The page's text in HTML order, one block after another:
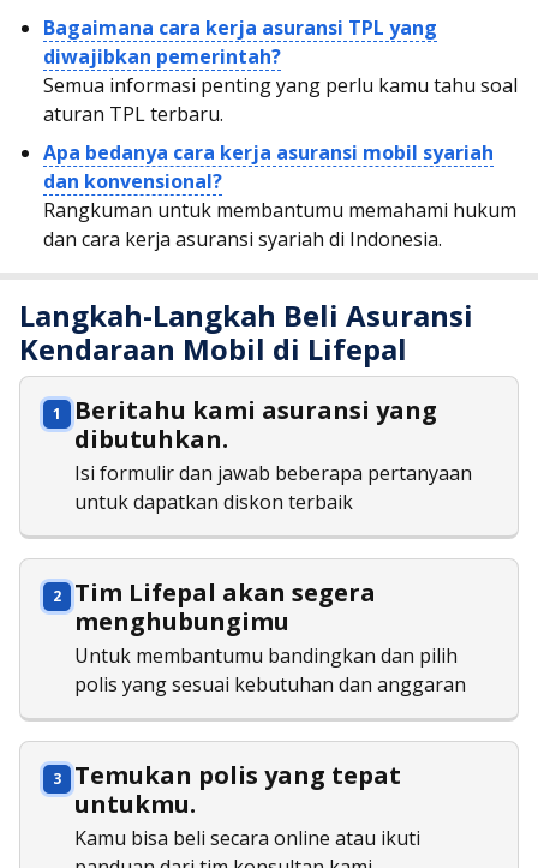
Bagaimana cara kerja asuransi TPL yang
diwajibkan pemerintah?
Semua informasi penting yang perlu kamu tahu soal
aturan TPL terbaru.
Apa bedanya cara kerja asuransi mobil syariah
dan konvensional?
Rangkuman untuk membantumu memahami hukum
dan cara kerja asuransi syariah di Indonesia.
Langkah-Langkah Beli Asuransi
Kendaraan Mobil di Lifepal
Beritahu kami asuransi yang
dibutuhkan.
Isi formulir dan jawab beberapa pertanyaan
untuk dapatkan diskon terbaik
Tim Lifepal akan segera
menghubungimu
Untuk membantumu bandingkan dan pilih
polis yang sesuai kebutuhan dan anggaran
Temukan polis yang tepat
untukmu.
Kamu bisa beli secara online atau ikuti